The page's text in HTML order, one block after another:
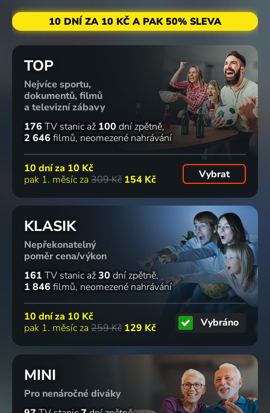
10 DNÍ ZA 10 KČ A PAK 50% SLEVA
TOP
Nejvíce sportu,
dokumentů, filmů
a televizní zábavy
176 TV stanic až 100 dní zpětně
2 646 filmů neomezené nahrávání
10 dní za 10 Kč
pak 1. měsíc za 309 Kč 154 Kč Vybrat
KLASIK
Nepřekonatelný
poměr cena/výkon
161 TV stanic až30 dní zpětně
1 846 filmů neomezené nahrávání
10 dní za 10 Kč
pak 1. měsíc za 259 Kč 129 Kč Vybráno
MINI
Pro nenáročné diváky